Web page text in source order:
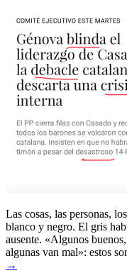
Las cosas, las personas,
blanco y negro. El gris
ausente. «Algunos
algunas van mal»: estos
→